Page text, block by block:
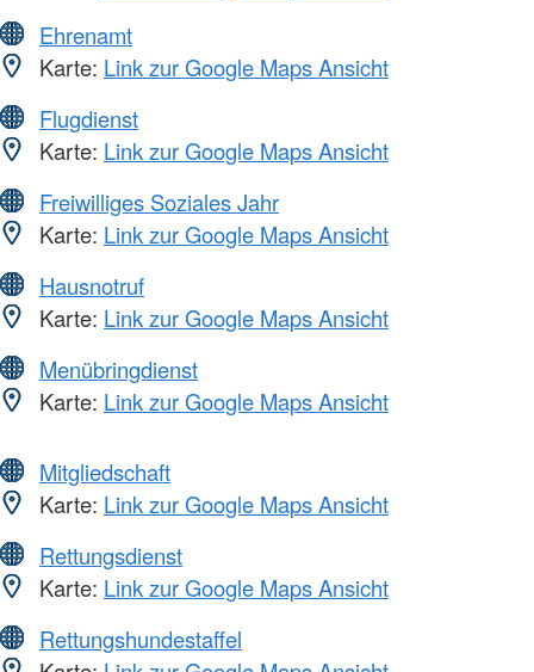
Ehrenamt
Karte: Link zur Google Maps Ansicht
Flugdienst
Karte: Link zur Google Maps Ansicht
Freiwilliges Soziales Jahr
Karte: Link zur Google Maps Ansicht
Hausnotruf
Karte: Link zur Google Maps Ansicht
Menübringdienst
Karte: Link zur Google Maps Ansicht
Mitgliedschaft
Karte: Link zur Google Maps Ansicht
Rettungsdienst
Karte: Link zur Google Maps Ansicht
Rettungshundestaffel